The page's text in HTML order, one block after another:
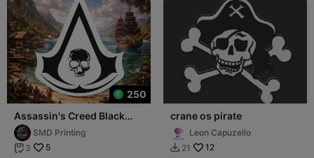
250
Assassin's Creed Black
Flag Emblem (Raised)
(Multi-Color)
SMD Printing
 3 5
crane os pirate
Leon Capuzello
 21 12